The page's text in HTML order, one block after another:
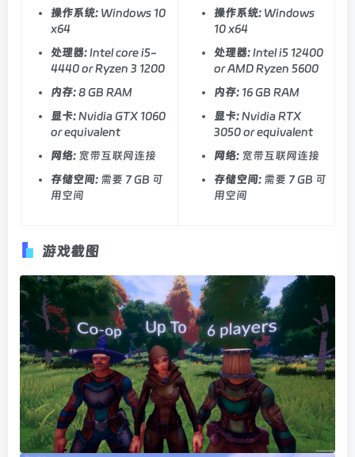
操作系统: Windows 10
x64
处理器:Intel core i5-
4440 or Ryzen 3 1200
内存:8 GB RAM
显卡:Nvidia GTX 1060
or equivalent
网络: 宽带互联网连接
存储空间: 需要 7 GB 可
用空间
操作系统: Windows
10 x64
处理器:Intel i5 12400
or AMD Ryzen 5600
内存: 16 GB RAM
显卡:Nvidia RTX
3050 or equivalent
网络: 宽带互联网连接
存储空间: 需要 7 GB 可
用空间
游戏截图